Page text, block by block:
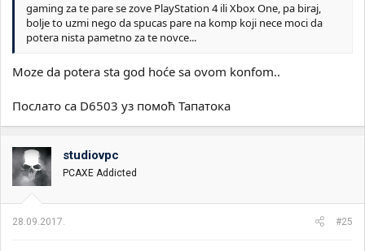
gaming za te pare se zove PlayStation 4 ili Xbox One, pa biraj,
bolje to uzmi nego da spucas pare na komp koji nece moci da
potera nista pametno za te novce...
Moze da potera sta god hoće sa ovom konfom..
Послато са D6503 уз помоћ Тапатока
studiovpc
PCAXE Addicted
28.09.2017. #25